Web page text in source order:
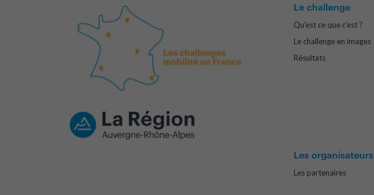
Le challenge
Qu'est ce que c'est ?
Le challenge en images
Résultats
Les organisateurs
Les partenaires